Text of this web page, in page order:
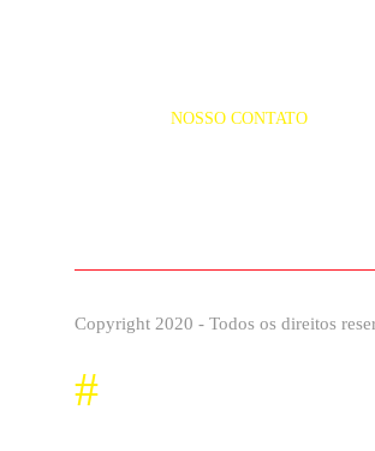
NOSSO CONTATO
Copyright 2020 - Todos os direitos
#